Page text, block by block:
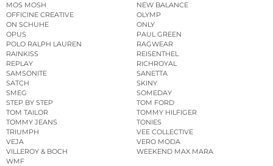
MOS MOSH
NEW BALANCE
OFFICINE CREATIVE
OLYMP
ON SCHUHE
ONLY
OPUS
PAUL GREEN
POLO RALPH LAUREN
RAGWEAR
RAINKISS
REISENTHEL
REPLAY
RICHROYAL
SAMSONITE
SANETTA
SATCH
SKINY
SMEG
SOMEDAY
STEP BY STEP
TOM FORD
TOM TAILOR
TOMMY HILFIGER
TOMMY JEANS
TONIES
TRIUMPH
VEE COLLECTIVE
VEJA
VERO MODA
VILLEROY & BOCH
WEEKEND MAX MARA
WMF